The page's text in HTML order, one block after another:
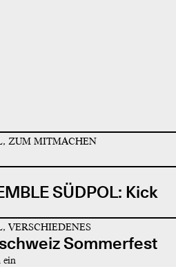
ZUM MITMACHEN
SÜDPOL: Kick
VERSCHIEDENES
Sommerfest
ein